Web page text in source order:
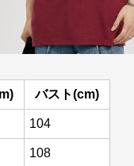
バスト(cm)
104
108